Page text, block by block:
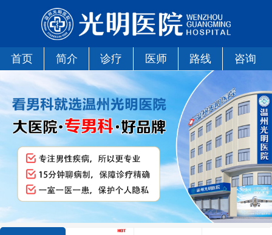
首页 简介 诊疗 医师 路线 咨询